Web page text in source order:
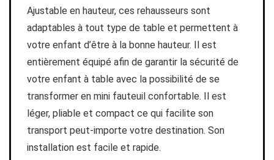
Ajustable en hauteur, ces rehausseurs sont
adaptables à tout type de table et permettent à
votre enfant d’être à la bonne hauteur. Il est
entièrement équipé afin de garantir la sécurité de
votre enfant à table avec la possibilité de se
transformer en mini fauteuil confortable. Il est
léger, pliable et compact ce qui facilite son
transport peut-importe votre destination. Son
installation est facile et rapide.